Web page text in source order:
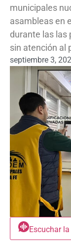
municipales
asambleas en
durante las las
sin atención al
septiembre 3,
Escuchar